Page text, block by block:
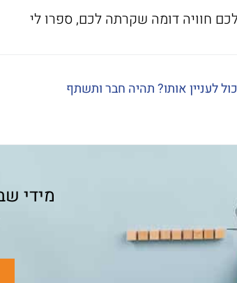
חוויה דומה שקרתה לכם, ספרו לי
לעניין אותו? תהיה חבר ותשתף
מידי